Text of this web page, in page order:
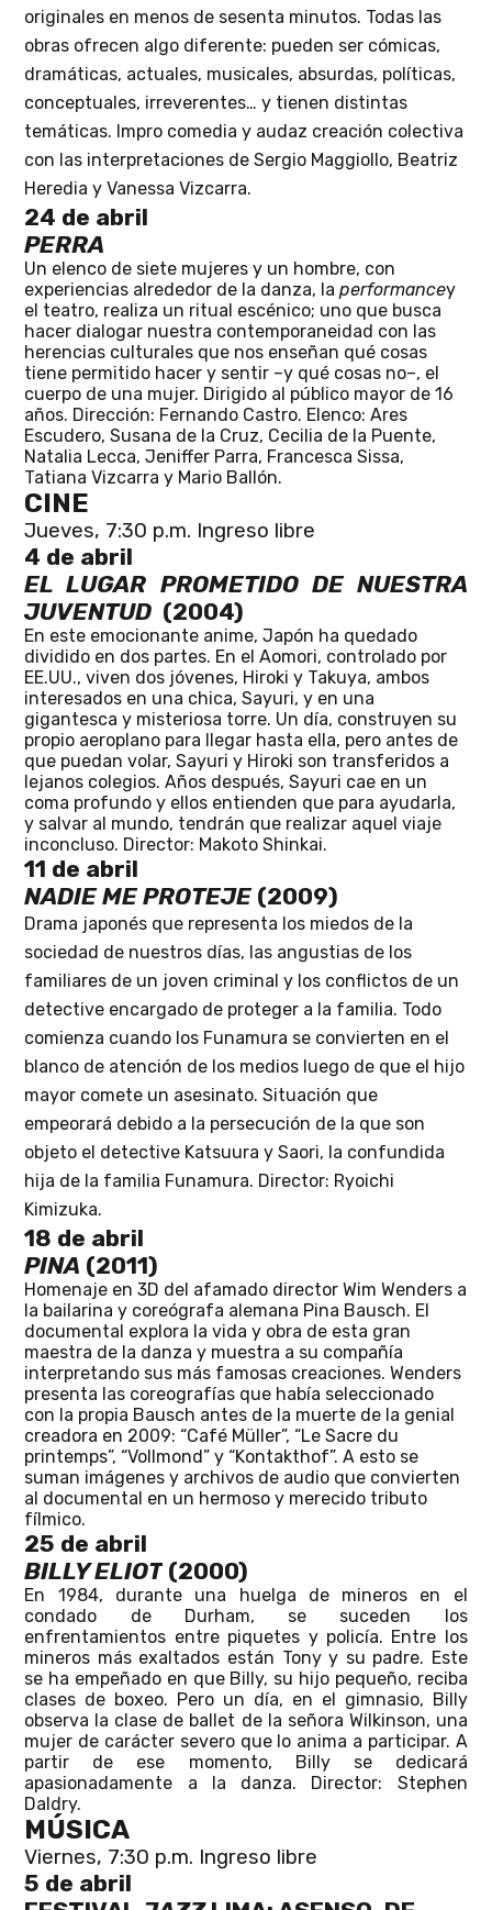
originales en menos de sesenta minutos. Todas las
obras ofrecen algo diferente: pueden ser cómicas,
dramáticas, actuales, musicales, absurdas, políticas,
conceptuales, irreverentes… y tienen distintas
temáticas. Impro comedia y audaz creación colectiva
con las interpretaciones de Sergio Maggiollo, Beatriz
Heredia y Vanessa Vizcarra.
24 de abril
PERRA
Un elenco de siete mujeres y un hombre, con
experiencias alrededor de la danza, laperformancey
el teatro, realiza un ritual escénico; uno que busca
hacer dialogar nuestra contemporaneidad con las
herencias culturales que nos enseñan qué cosas
tiene permitido hacer y sentir –y qué cosas no–, el
cuerpo de una mujer. Dirigido al público mayor de 16
años. Dirección: Fernando Castro. Elenco:Ares
Escudero, Susana de la Cruz, Cecilia de la Puente,
Natalia Lecca, Jeniffer Parra, Francesca Sissa,
Tatiana Vizcarra y Mario Ballón.
CINE
Jueves, 7:30 p.m. Ingreso libre
4 de abril
ELLUGAR PROMETIDO DE NUESTRA
JUVENTUD (2004)
En este emocionante anime, Japón ha quedado
dividido en dos partes. En el Aomori, controlado por
EE.UU., viven dos jóvenes, Hiroki y Takuya, ambos
interesados en una chica, Sayuri, y en una
gigantesca y misteriosa torre. Un día, construyen su
propio aeroplano para llegar hasta ella, pero antes de
que puedan volar, Sayuri y Hiroki son transferidos a
lejanos colegios. Años después, Sayuri cae en un
coma profundo y ellos entienden que para ayudarla,
y salvar al mundo, tendrán que realizar aquel viaje
inconcluso. Director: Makoto Shinkai.
11 de abril
NADIE ME PROTEJE (2009)
Drama japonés que representa los miedos de la
sociedad de nuestros días, las angustias de los
familiares de un joven criminal y los conflictos de un
detective encargado de proteger a la familia. Todo
comienza cuando los Funamura se convierten en el
blanco de atención de los medios luego de que el hijo
mayor comete un asesinato. Situación que
empeorará debido a la persecución de la que son
objeto el detective Katsuura y Saori, la confundida
hija de la familia Funamura. Director: Ryoichi
Kimizuka.
18 de abril
PINA (2011)
Homenaje en 3D del afamado director Wim Wenders a
la bailarina y coreógrafa alemana Pina Bausch. El
documental explora la vida y obra de esta gran
maestra de la danza y muestra a su compañía
interpretando sus más famosas creaciones. Wenders
presenta las coreografías que había seleccionado
con la propia Bausch antes de la muerte de la genial
creadora en 2009: “Café Müller”, “Le Sacre du
printemps”, “Vollmond” y “Kontakthof”. A esto se
suman imágenes y archivos de audio que convierten
al documental en un hermoso y merecido tributo
fílmico.
25 de abril
BILLY ELIOT (2000)
En 1984, durante una huelga de mineros en el
condado de Durham, se suceden los
enfrentamientos entre piquetes y policía. Entre los
mineros más exaltados están Tony y su padre. Este
se ha empeñado en que Billy, su hijo pequeño, reciba
clases de boxeo. Pero un día, en el gimnasio, Billy
observa la clase de ballet de la señora Wilkinson, una
mujer de carácter severo que lo anima a participar. A
partir de ese momento, Billy se dedicará
apasionadamente a la danza. Director: Stephen
Daldry.
MÚSICA
Viernes, 7:30 p.m. Ingreso libre
5 de abril